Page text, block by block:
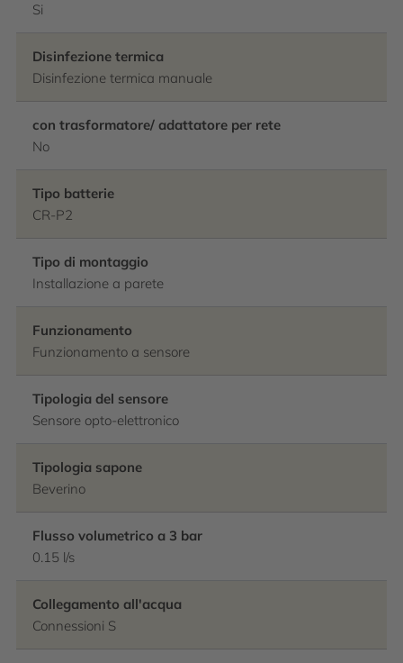
Si
Disinfezione termica
Disinfezione termica manuale
con trasformatore/ adattatore per rete
No
Tipo batterie
CR-P2
Tipo di montaggio
Installazione a parete
Funzionamento
Funzionamento a sensore
Tipologia del sensore
Sensore opto-elettronico
Tipologia sapone
Beverino
Flusso volumetrico a 3 bar
0.15 l/s
Collegamento all'acqua
Connessioni S